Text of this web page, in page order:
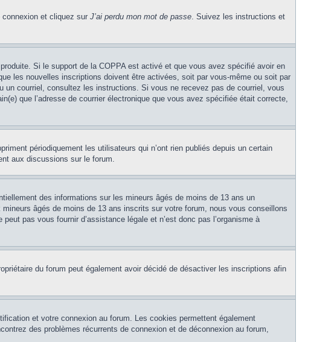
et cliquez sur J’ai perdu mon mot de passe. Suivez les instructions et
Si le support de la COPPA est activé et que vous avez spécifié avoir en
les nouvelles inscriptions doivent être activées, soit par vous-même ou soit par
courriel, consultez les instructions. Si vous ne recevez pas de courriel, vous
que l’adresse de courrier électronique que vous avez spécifiée était correcte,
périodiquement les utilisateurs qui n’ont rien publiés depuis un certain
aux discussions sur le forum.
des informations sur les mineurs âgés de moins de 13 ans un
âgés de moins de 13 ans inscrits sur votre forum, nous vous conseillons
pas vous fournir d’assistance légale et n’est donc pas l’organisme à
du forum peut également avoir décidé de désactiver les inscriptions afin
et votre connexion au forum. Les cookies permettent également
des problèmes récurrents de connexion et de déconnexion au forum,